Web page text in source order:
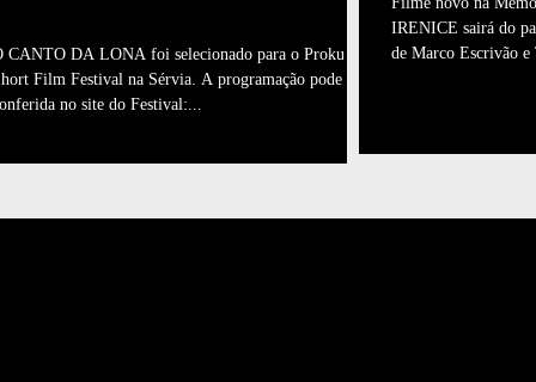
CANTO DA LONA foi selecionado para o Prokuplje
Film Festival na Sérvia. A programação pode ser
no site do Festival:...
IRENICE sairá do
de Marco Escrivão